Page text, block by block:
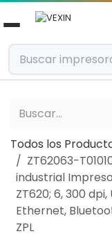
Ir al contenido
Todos los
ZT62063-
industrial
ZT620; 6, 300 dpi,
Ethernet,
ZPL